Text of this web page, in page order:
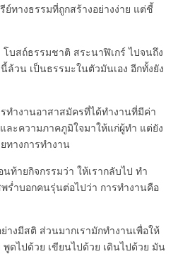
ย์ทางธรรมที่ถูกสร้างอย่างง่าย แต่ชี้
บสถ์ธรรมชาติ สระนาฬิเกร์ ไปจนถึง
วน เป็นธรรมะในตัวมันเอง อีกทั้งยัง
ทำงานอาสาสมัครที่ได้ทำงานที่มีค่า
ะความภาคภูมิใจมาให้แก่ผู้ทำ แต่ยัง
ทางการทำงาน
ายกิจกรรมว่า ให้เรากลับไป ทำ
ร่ำบอกคนรุ่นต่อไปว่า การทำงานคือ
งมีสติ ส่วนมากเรามักทำงานเพื่อให้
พูดไปด้วย เขียนไปด้วย เดินไปด้วย มัน